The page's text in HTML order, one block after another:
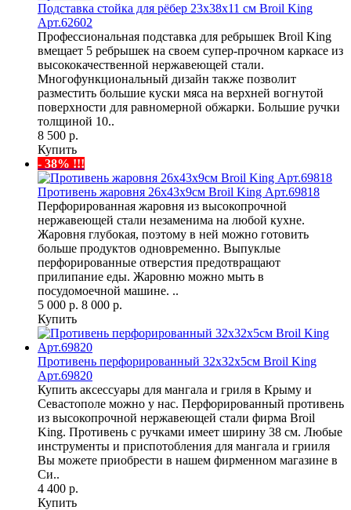
Подставка стойка для рёбер 23х38х11 см Broil King
Арт.62602
Профессиональная подставка для ребрышек Broil King
вмещает 5 ребрышек на своем супер-прочном каркасе из
высококачественной нержавеющей стали.
Многофункциональный дизайн также позволит
разместить большие куски мяса на верхней вогнутой
поверхности для равномерной обжарки. Большие ручки
толщиной 10..
8 500 р.
Купить
- 38% !!!
Противень жаровня 26х43х9см Broil King Арт.69818
Перфорированная жаровня из высокопрочной
нержавеющей стали незаменима на любой кухне.
Жаровня глубокая, поэтому в ней можно готовить
больше продуктов одновременно. Выпуклые
перфорированные отверстия предотвращают
прилипание еды. Жаровню можно мыть в
посудомоечной машине. ..
5 000 р. 8 000 р.
Купить
Противень перфорированный 32х32х5см Broil King
Арт.69820
Купить аксессуары для мангала и гриля в Крыму и
Севастополе можно у нас. Перфорированный противень
из высокопрочной нержавеющей стали фирма Broil
King. Противень с ручками имеет ширину 38 см. Любые
инструменты и приспотобления для мангала и грииля
Вы можете приобрести в нашем фирменном магазине в
Си..
4 400 р.
Купить